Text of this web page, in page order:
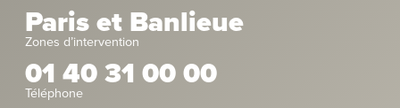
Paris et Banlieue
Zones d’intervention
01 40 31 00 00
Téléphone